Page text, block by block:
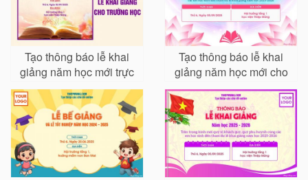
Tạo thông báo lễ khai
giảng năm học mới trực
tuyến
Tạo thông báo lễ khai
giảng năm học mới cho
trường học, trung tâm
giáo dục